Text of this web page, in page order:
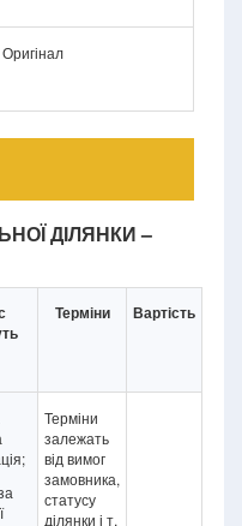
Оригінал
ДІЛЯНКИ –
Терміни Вартість
Терміни
залежать
від вимог
замовника,
статусу
ділянки і т.